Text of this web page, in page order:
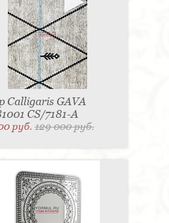
Подставка под зонт - 1
Calligaris GAVA
CS/7181-A
руб.129 000 руб.